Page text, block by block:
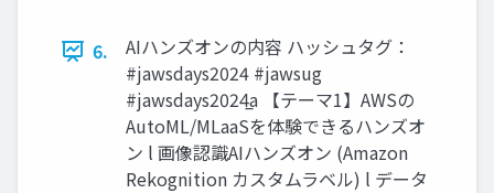
6.
AIハンズオンの内容 ハッシュタグ：
#jawsdays2024 #jawsug
#jawsdays2024̲a 【テーマ1】AWSの
AutoML/MLaaSを体験できるハンズオ
ン l 画像認識AIハンズオン (Amazon
Rekognition カスタムラベル) l データ